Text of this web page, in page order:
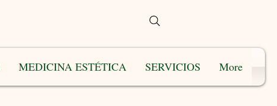
MEDICINA ESTÉTICA SERVICIOS More